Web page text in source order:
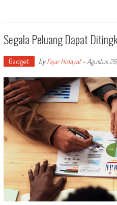
Segala Peluang Dapat
Gadget byFajar Hidayat- Agustus